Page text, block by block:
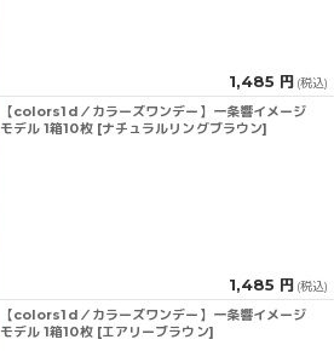
1,485 円 (税込)
【colors1d／カラーズワンデー】一条響イメージ
モデル 1箱10枚 [ナチュラルリングブラウン]
1,485 円 (税込)
【colors1d／カラーズワンデー】一条響イメージ
モデル 1箱10枚 [エアリーブラウン]